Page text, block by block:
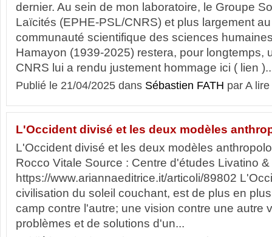
dernier. Au sein de mon laboratoire, le Groupe
Laïcités (EPHE-PSL/CNRS) et plus largement
communauté scientifique des sciences
Hamayon (1939-2025) restera, pour longtemps,
CNRS lui a rendu justement hommage ici ( lien
Publié le 21/04/2025 dans Sébastien FATH par A
L'Occident divisé et les deux modèles
L'Occident divisé et les deux modèles
Rocco Vitale Source : Centre d'études Livatino &
https://www.ariannaeditrice.it/articoli/89802
civilisation du soleil couchant, est de plus en
camp contre l'autre; une vision contre une autre
problèmes et de solutions d'un...